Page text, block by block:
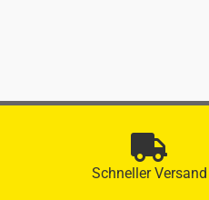
Schneller Versand